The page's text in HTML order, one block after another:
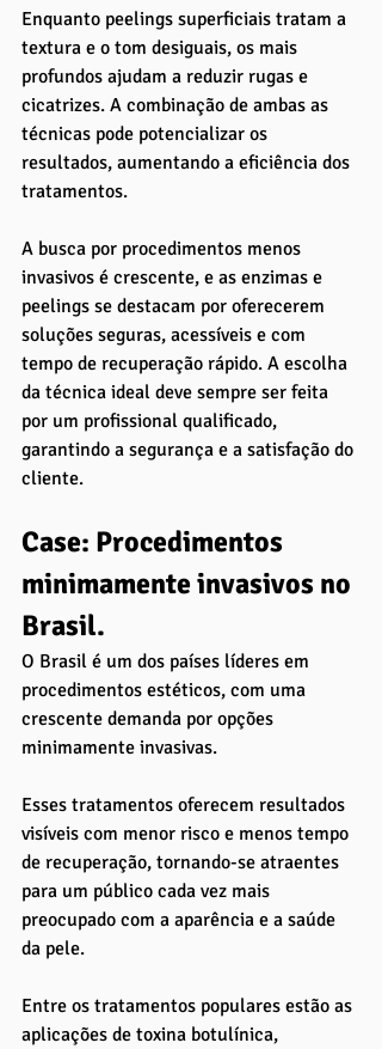
Enquanto peelings superficiais tratam a
textura e o tom desiguais, os mais
profundos ajudam a reduzir rugas e
cicatrizes. A combinação de ambas as
técnicas pode potencializar os
resultados, aumentando a eficiência dos
tratamentos.
A busca por procedimentos menos
invasivos é crescente, e as enzimas e
peelings se destacam por oferecerem
soluções seguras, acessíveis e com
tempo de recuperação rápido. A escolha
da técnica ideal deve sempre ser feita
por um profissional qualificado,
garantindo a segurança e a satisfação do
cliente.
Case: Procedimentos
minimamente invasivos no
Brasil.
O Brasil é um dos países líderes em
procedimentos estéticos, com uma
crescente demanda por opções
minimamente invasivas.
Esses tratamentos oferecem resultados
visíveis com menor risco e menos tempo
de recuperação, tornando-se atraentes
para um público cada vez mais
preocupado com a aparência e a saúde
da pele.
Entre os tratamentos populares estão as
aplicações de toxina botulínica,